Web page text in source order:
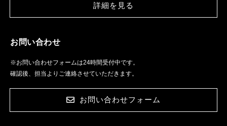
詳細を見る
お問い合わせ
※お問い合わせフォームは24時間受付中です。
確認後、担当よりご連絡させていただきます。
お問い合わせフォーム